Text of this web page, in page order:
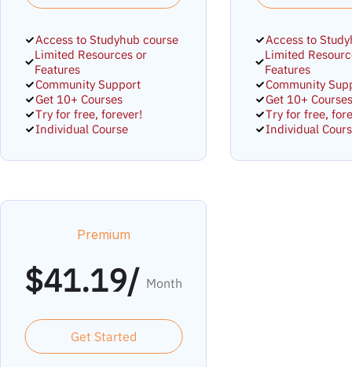
Access to Studyhub course
Limited Resources or
Features
Community Support
Get 10+ Courses
Try for free, forever!
Individual Course
Access to
Limited
Features
Community
Get 10+ Courses
Try for free,
Individual
Premium
$41.19/ Month
Get Started